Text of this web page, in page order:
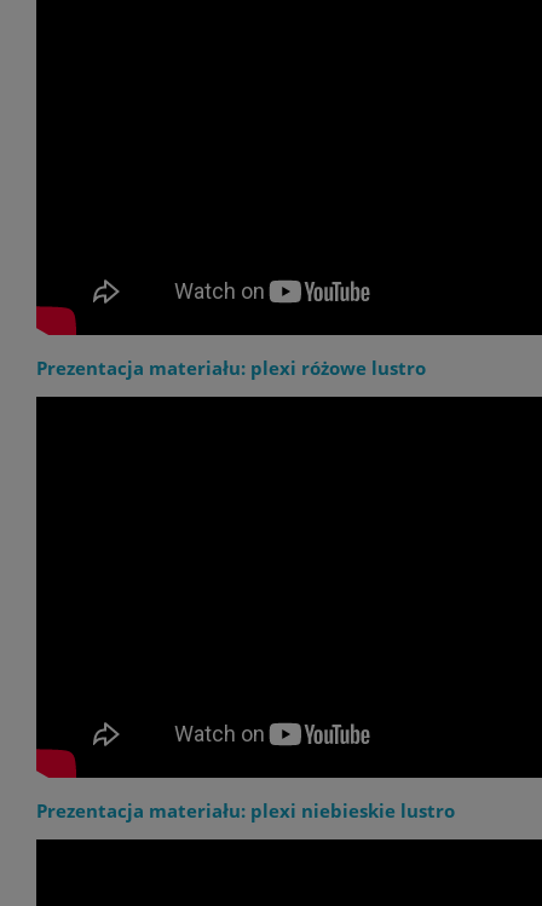
Prezentacja materiału: plexi różowe lustro
Prezentacja materiału: plexi niebieskie lustro